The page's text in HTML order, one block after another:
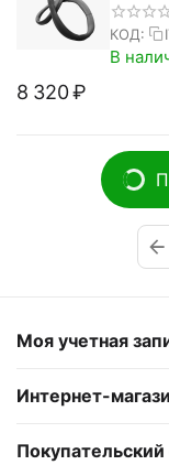
КОД:
В
8 320₽
Моя учетная
Интернет-
Покупательский